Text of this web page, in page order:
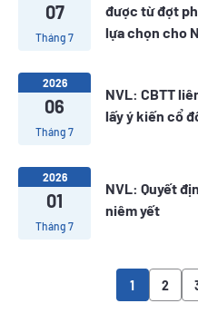
07
Tháng 7
được từ đợt
lựa chọn cho
2026
06
Tháng 7
NVL: CBTT
lấy ý kiến cổ
2026
01
Tháng 7
NVL: Quyết
niêm yết
1 2